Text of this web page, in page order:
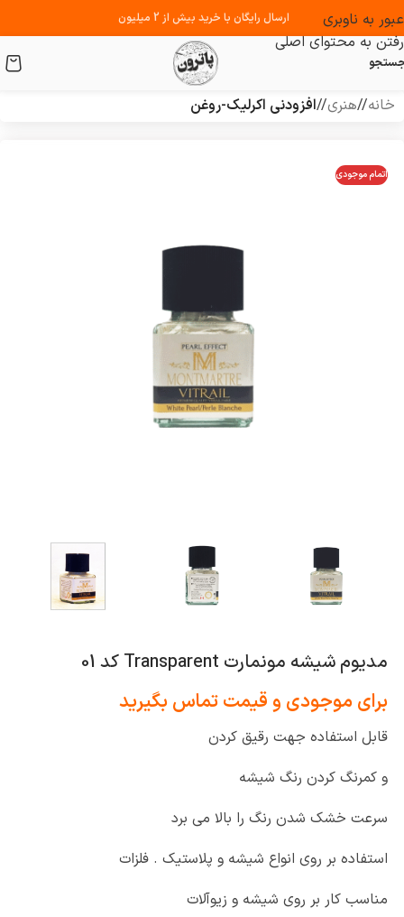
عبور به ناوبری
رفتن به محتوای اصلی
ارسال رایگان با خرید بیش از 2 میلیون
خانه/ هنری/ افزودنی اکرلیک-روغن
اتمام موجودی
مدیوم شیشه مونمارت Transparent کد 01
برای موجودی و قیمت تماس بگیرید
قابل استفاده جهت رقیق کردن
و کمرنگ کردن رنگ شیشه
سرعت خشک شدن رنگ را بالا می برد
استفاده بر روی انواع شیشه و پلاستیک . فلزات
مناسب کار بر روی شیشه و زیوآلات